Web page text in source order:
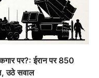
पर?: ईरान पर 850
उठे सवाल